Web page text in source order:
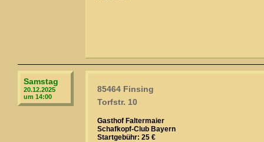
Samstag
20.12.2025
um 14:00
85464 Finsing
Torfstr. 10
Gasthof Faltermaier
Schafkopf-Club Bayern
Startgebühr: 25 €